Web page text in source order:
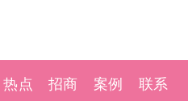
热点
招商
案例
联系